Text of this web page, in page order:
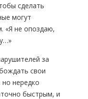
сделать
могут
«Я не опоздаю,
за
свои
нередко
быстрым, и